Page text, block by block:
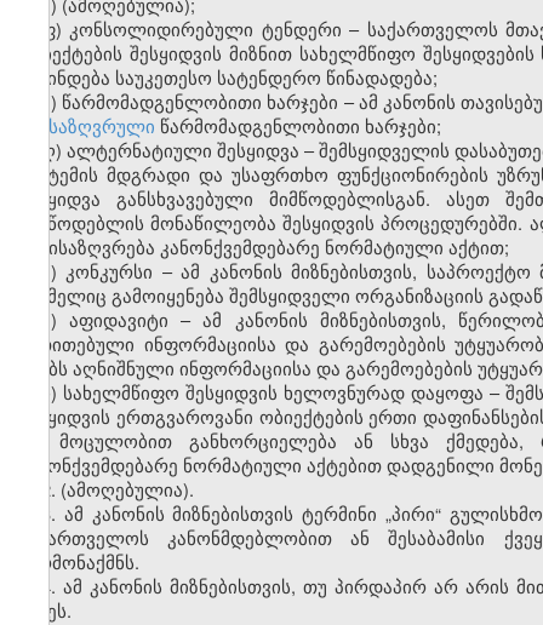
ფ) კონსოლიდირებული ტენდერი – საქართველოს
ობიექტების შესყიდვის მიზნით სახელმწიფო
ვლინდება საუკეთესო სატენდერო წინადადება;
ქ) წარმომადგენლობითი ხარჯები – ამ კანონის
განსაზღვრული წარმომადგენლობითი ხარჯები;
ღ) ალტერნატიული შესყიდვა – შემსყიდველის
სისტემის მდგრადი და უსაფრთხო ფუნქციონირების
შესყიდვა განსხვავებული მიმწოდებლისგან. ასეთ
მიმწოდებლის მონაწილეობა შესყიდვის
განისაზღვრება კანონქვემდებარე ნორმატიული აქტით;
ყ) კონკურსი – ამ კანონის მიზნებისთვის,
რომელიც გამოიყენება შემსყიდველი ორგანიზაციის
შ) აფიდავიტი – ამ კანონის მიზნებისთვის,
მითითებული ინფორმაციისა და გარემოებების
აგებს აღნიშნული ინფორმაციისა და გარემოებების
ჩ) სახელმწიფო შესყიდვის ხელოვნურად დაყოფა –
შესყიდვის ერთგვაროვანი ობიექტების ერთი
და მოცულობით განხორციელება ან სხვა
კანონქვემდებარე ნორმატიული აქტებით დადგენილი
2. (ამოღებულია).
3. ამ კანონის მიზნებისთვის ტერმინი „პირი“
საქართველოს კანონმდებლობით ან შესაბამისი
წარმონაქმნს.
4. ამ კანონის მიზნებისთვის, თუ პირდაპირ არ
დღეს.